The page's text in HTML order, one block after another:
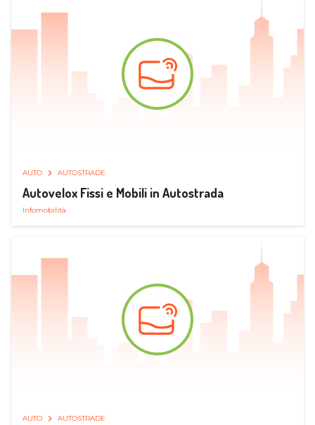
AUTO AUTOSTRADE
Autovelox Fissi e Mobili in Autostrada
Infomobilità
AUTO AUTOSTRADE